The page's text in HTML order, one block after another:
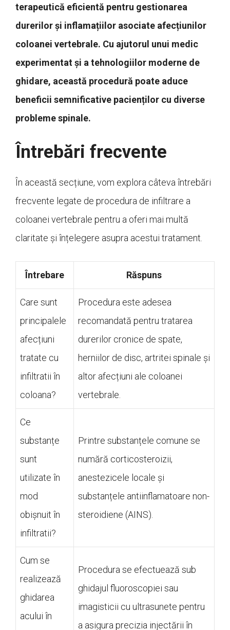
terapeutică eficientă pentru gestionarea
durerilor și inflamațiilor asociate afecțiunilor
coloanei vertebrale. Cu ajutorul unui medic
experimentat și a tehnologiilor moderne de
ghidare, această procedură poate aduce
beneficii semnificative pacienților cu diverse
probleme spinale.
Întrebări frecvente
În această secțiune, vom explora câteva întrebări
frecvente legate de procedura de infiltrare a
coloanei vertebrale pentru a oferi mai multă
claritate și înțelegere asupra acestui tratament.
Întrebare Răspuns
Care sunt
principalele
afecțiuni
tratate cu
infiltratii în
coloana?
Procedura este adesea
recomandată pentru tratarea
durerilor cronice de spate,
herniilor de disc, artritei spinale și
altor afecțiuni ale coloanei
vertebrale.
Ce
substanțe
sunt
utilizate în
mod
obișnuit în
infiltratii?
Printre substanțele comune se
numără corticosteroizii,
anestezicele locale și
substanțele antiinflamatoare non-
steroidiene (AINS).
Cum se
realizează
ghidarea
acului în
Procedura se efectuează sub
ghidajul fluoroscopiei sau
imagisticii cu ultrasunete pentru
a asigura precizia injectării în